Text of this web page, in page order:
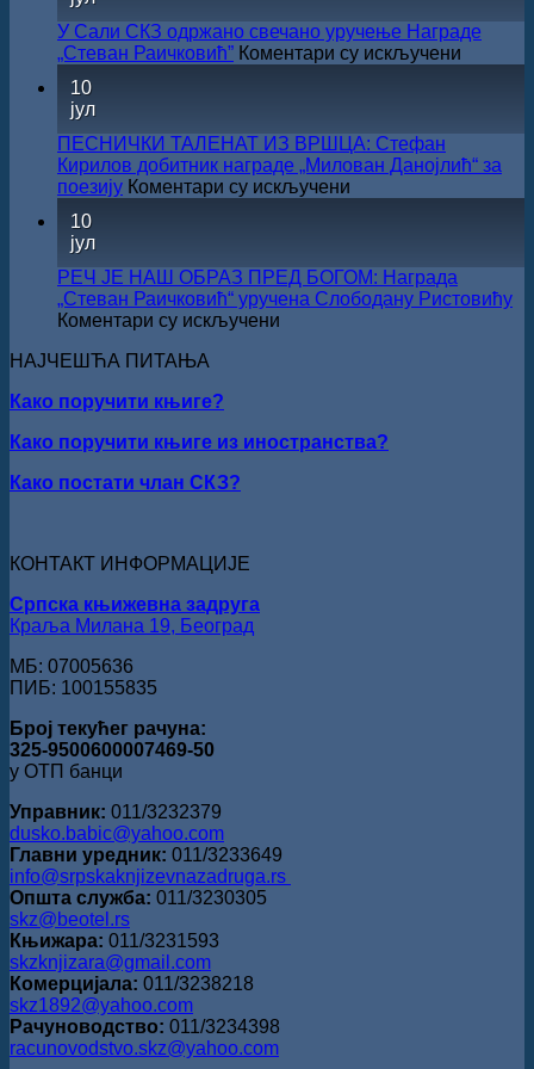
У Сали СКЗ одржано свечано уручење Награде
„Стеван Раичковић” Коментари су искључени
свечано
Награде
10
јул
ПЕСНИЧКИ ТАЛЕНАТ ИЗ ВРШЦА: Стефан
Кирилов добитник награде „Милован Данојлић“ за
поезију Коментари су искључени
ВРШЦА:
Стефан
Кирилов
поезију
10
јул
РЕЧ ЈЕ НАШ ОБРАЗ ПРЕД БОГОМ: Награда
„Стеван Раичковић“ уручена Слободану Ристовићу
Коментари су искључени
БОГОМ:
НАЈЧЕШЋА ПИТАЊА
Како поручити књиге?
Како поручити књиге из иностранства?
Како постати члан СКЗ?
КОНТАКТ ИНФОРМАЦИЈЕ
Српска књижевна задруга
Краља Милана 19, Београд
МБ: 07005636
ПИБ: 100155835
Број текућег рачуна:
325-9500600007469-50
у ОТП банци
Управник: 011/3232379
dusko.babic@yahoo.com
Главни уредник: 011/3233649
info@srpskaknjizevnazadruga.rs
Општа служба: 011/3230305
skz@beotel.rs
Књижара: 011/3231593
skzknjizara@gmail.com
Комерцијала: 011/3238218
skz1892@yahoo.com
Рачуноводство: 011/3234398
racunovodstvo.skz@yahoo.com